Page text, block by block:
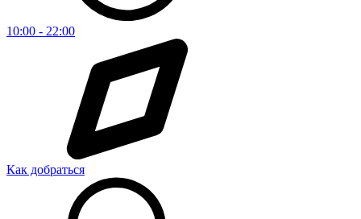
10:00 - 22:00
Как добраться